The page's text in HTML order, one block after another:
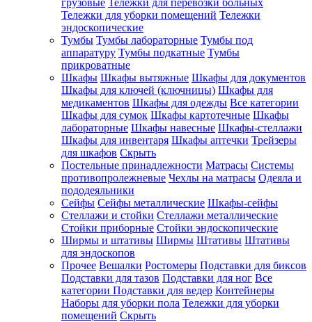
грузовые Тележки для перевозки больных
Тележки для уборки помещений Тележки
эндоскопические
Тумбы Тумбы лабораторные Тумбы под
аппаратуру Тумбы подкатные Тумбы
прикроватные
Шкафы Шкафы вытяжные Шкафы для документов
Шкафы для ключей (ключницы) Шкафы для
медикаментов Шкафы для одежды Все категории
Шкафы для сумок Шкафы картотечные Шкафы
лабораторные Шкафы навесные Шкафы-стеллажи
Шкафы для инвентаря Шкафы аптечки Трейзеры
для шкафов Скрыть
Постельные принадлежности Матрасы Системы
противопролежневые Чехлы на матрасы Одеяла и
пододеяльники
Сейфы Сейфы металлические Шкафы-сейфы
Стеллажи и стойки Стеллажи металлические
Стойки приборные Стойки эндоскопические
Ширмы и штативы Ширмы Штативы Штативы
для эндоскопов
Прочее Вешалки Ростомеры Подставки для биксов
Подставки для тазов Подставки для ног Все
категории Подставки для ведер Контейнеры
Наборы для уборки пола Тележки для уборки
помещений Скрыть